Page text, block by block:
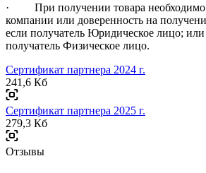
· При получении товара необходимо
компании или доверенность на
если получатель Юридическое лицо; или
получатель Физическое лицо.
Сертификат партнера 2024 г.
241,6 Кб
Сертификат партнера 2025 г.
279,3 Кб
Отзывы